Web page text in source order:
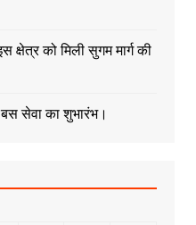
क्षेत्र को मिली सुगम मार्ग की
सेवा का शुभारंभ।